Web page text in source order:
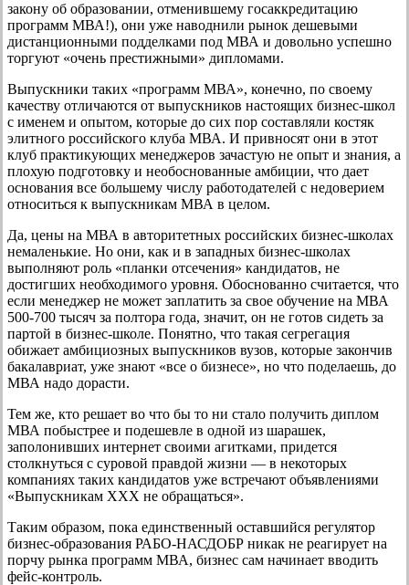
закону об образовании, отменившему госаккредитацию
программ МВА!), они уже наводнили рынок дешевыми
дистанционными подделками под МВА и довольно успешно
торгуют «очень престижными» дипломами.
Выпускники таких «программ МВА», конечно, по своему
качеству отличаются от выпускников настоящих бизнес-школ
с именем и опытом, которые до сих пор составляли костяк
элитного российского клуба МВА. И привносят они в этот
клуб практикующих менеджеров зачастую не опыт и знания, а
плохую подготовку и необоснованные амбиции, что дает
основания все большему числу работодателей с недоверием
относиться к выпускникам МВА в целом.
Да, цены на МВА в авторитетных российских бизнес-школах
немаленькие. Но они, как и в западных бизнес-школах
выполняют роль «планки отсечения» кандидатов, не
достигших необходимого уровня. Обоснованно считается, что
если менеджер не может заплатить за свое обучение на МВА
500-700 тысяч за полтора года, значит, он не готов сидеть за
партой в бизнес-школе. Понятно, что такая сегрегация
обижает амбициозных выпускников вузов, которые закончив
бакалавриат, уже знают «все о бизнесе», но что поделаешь, до
МВА надо дорасти.
Тем же, кто решает во что бы то ни стало получить диплом
МВА побыстрее и подешевле в одной из шарашек,
заполонивших интернет своими агитками, придется
столкнуться с суровой правдой жизни — в некоторых
компаниях таких кандидатов уже встречают объявлениями
«Выпускникам ХХХ не обращаться».
Таким образом, пока единственный оставшийся регулятор
бизнес-образования РАБО-НАСДОБР никак не реагирует на
порчу рынка программ МВА, бизнес сам начинает вводить
фейс-контроль.